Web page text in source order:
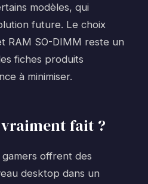
modèles, qui
future. Le choix
RAM SO-DIMM reste un
fiches produits
à minimiser.
vraiment fait ?
gamers offrent des
desktop dans un